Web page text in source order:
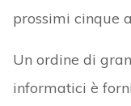
prossimi cinque
Un ordine di
informatici è